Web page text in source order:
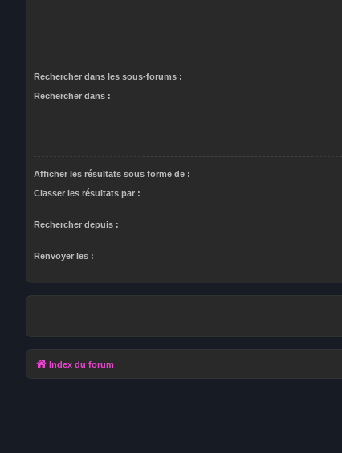
Rechercher dans les sous-forums :
Rechercher dans :
Afficher les résultats sous forme de :
Classer les résultats par :
Rechercher depuis :
Renvoyer les :
Index du forum